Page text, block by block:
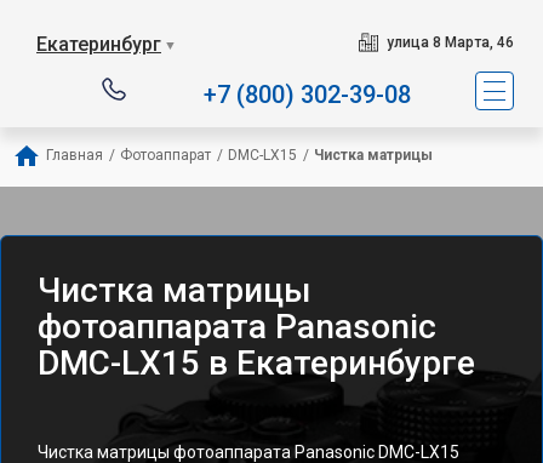
Екатеринбург ▼ улица 8 Марта, 46
+7 (800) 302-39-08
Главная / Фотоаппарат / DMC-LX15 / Чистка матрицы
Чистка матрицы
фотоаппарата Panasonic
DMC-LX15 в Екатеринбурге
Чистка матрицы фотоаппарата Panasonic DMC-LX15